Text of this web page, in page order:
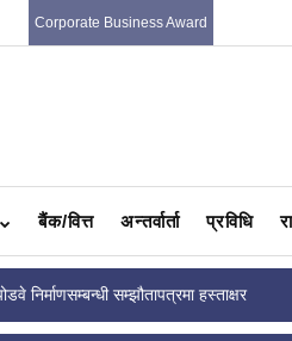
Corporate Business Award
बैंक/वित्त अन्तर्वार्ता प्रविधि
चौथो त्रैमासिक विवरण सार्वजनिक : चार
मन्त्रिपरिषद्का ३८४...